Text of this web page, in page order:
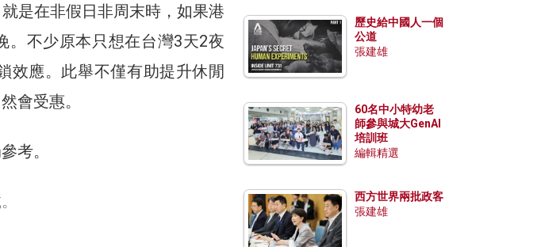
是在非假日非周末時，如果港
。不少原本只想在台灣3天2夜
效應。此舉不僅有助提升休閒
會受惠。
考。
歷史給中國人一個
公道
張建雄
60名中小特幼老
師參與城大GenAI
培訓班
編輯精選
西方世界兩批政客
張建雄